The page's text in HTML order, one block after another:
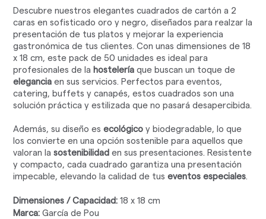
Descubre nuestros elegantes cuadrados de cartón a 2
caras en sofisticado oro y negro, diseñados para realzar la
presentación de tus platos y mejorar la experiencia
gastronómica de tus clientes. Con unas dimensiones de 18
x 18 cm, este pack de 50 unidades es ideal para
profesionales de la hostelería que buscan un toque de
elegancia en sus servicios. Perfectos para eventos,
catering, buffets y canapés, estos cuadrados son una
solución práctica y estilizada que no pasará desapercibida.
Además, su diseño esecológico y biodegradable, lo que
los convierte en una opción sostenible para aquellos que
valoran lasostenibilidad en sus presentaciones. Resistente
y compacto, cada cuadrado garantiza una presentación
impecable, elevando la calidad de tuseventos especiales.
Dimensiones / Capacidad: 18 x 18 cm
Marca: García de Pou